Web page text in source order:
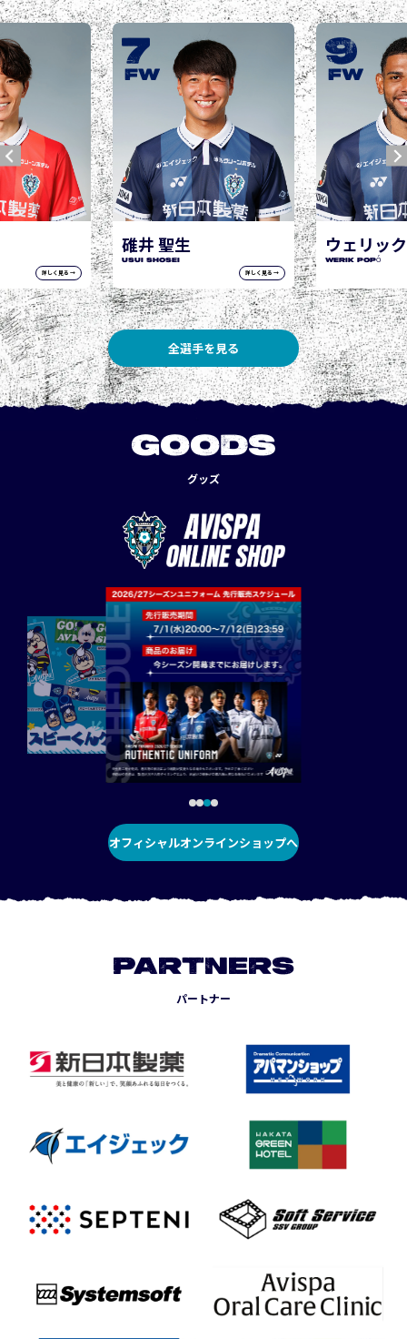
詳しく見る →
ウェリック ポポ
WERIK POPÓ
詳しく見る →
9
FW
城後 寿
JOGO Hisashi
10
FW
全選手を見る
GOODS
グッズ
オフィシャルオンラインショップへ
PARTNERS
パートナー